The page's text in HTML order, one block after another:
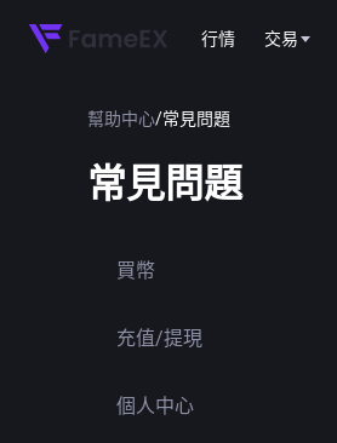
行情 交易
幫助中心/常見問題
常見問題
買幣
充值/提現
個人中心